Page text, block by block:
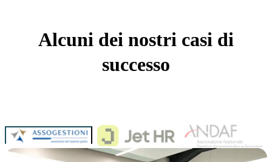
Alcuni dei nostri casi di
successo